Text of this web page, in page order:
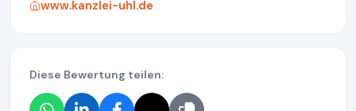
www.kanzlei-uhl.de
Diese Bewertung teilen: